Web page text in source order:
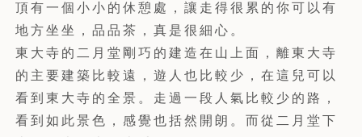
頂有一個小小的休憩處，讓走得很累的你可以有
地方坐坐，品品茶，真是很細心。
東大寺的二月堂剛巧的建造在山上面，離東大寺
的主要建築比較遠，遊人也比較少，在這兒可以
看到東大寺的全景。走過一段人氣比較少的路，
看到如此景色，感覺也括然開朗。而從二月堂下